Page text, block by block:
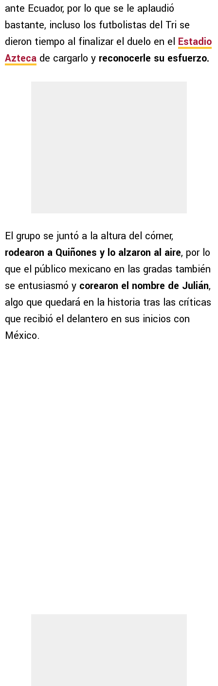
ante Ecuador, por lo que se le aplaudió
bastante, incluso los futbolistas del Tri se
dieron tiempo al finalizar el duelo en el Estadio
Azteca de cargarlo y reconocerle su esfuerzo.
El grupo se juntó a la altura del córner,
rodearon a Quiñones y lo alzaron al aire, por lo
que el público mexicano en las gradas también
se entusiasmó y corearon el nombre de Julián,
algo que quedará en la historia tras las críticas
que recibió el delantero en sus inicios con
México.